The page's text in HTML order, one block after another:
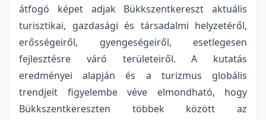
átfogó képet adjak Bükkszentkereszt aktuális
turisztikai, gazdasági és társadalmi helyzetéről,
erősségeiről, gyengeségeiről, esetlegesen
fejlesztésre váró területeiről. A kutatás
eredményei alapján és a turizmus globális
trendjeit figyelembe véve elmondható, hogy
Bükkszentkereszten többek között az